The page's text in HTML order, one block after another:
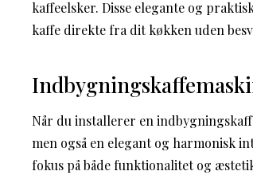
kaffeelsker. Disse elegante og
kaffe direkte fra dit køkken uden
Når du installerer en
men også en elegant og harmonisk
fokus på både funktionalitet og